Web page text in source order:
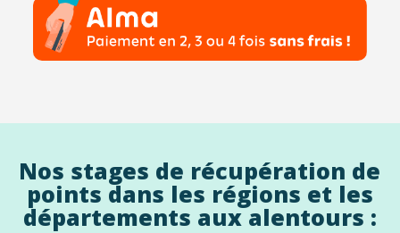
Nos stages de récupération de
points dans les régions et les
départements aux alentours :